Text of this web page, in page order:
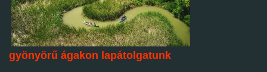
gyönyörű ágakon lapátolgatunk